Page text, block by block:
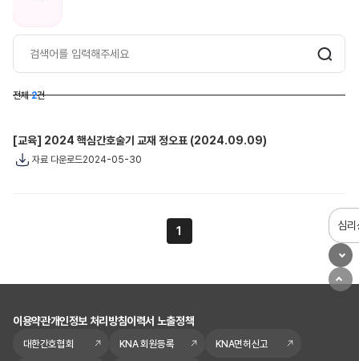
전체2건
[교육] 2024 핵심간호술기 교재 정오표 (2024.09.09)
자료 다운로드2024-05-30
1
이용약관개인정보 처리방침이력서 노출정책
대한간호협회 KNA 회원등록 KNA면허신고
심